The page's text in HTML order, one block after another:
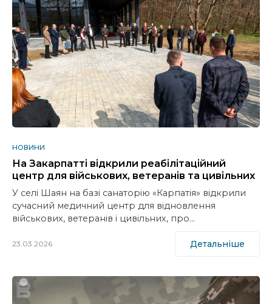
НОВИНИ
На Закарпатті відкрили реабілітаційний
центр для військових, ветеранів та цивільних
У селі Шаян на базі санаторію «Карпатія» відкрили
сучасний медичний центр для відновлення
військових, ветеранів і цивільних, про…
23.03.2026 Детальніше